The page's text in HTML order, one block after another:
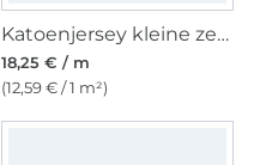
Katoenjersey kleine zeehond, naturel
18,25 € / m
(12,59 € / 1 m²)